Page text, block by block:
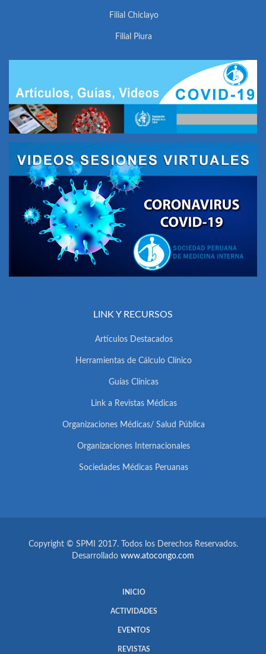
Filial Chiclayo
Filial Piura
LINK Y RECURSOS
Artículos Destacados
Herramientas de Cálculo Clínico
Guías Clínicas
Link a Revistas Médicas
Organizaciones Médicas/ Salud Pública
Organizaciones Internacionales
Sociedades Médicas Peruanas
Copyright © SPMI 2017. Todos los Derechos Reservados.
Desarrollado www.atocongo.com
INICIO
ACTIVIDADES
EVENTOS
REVISTAS